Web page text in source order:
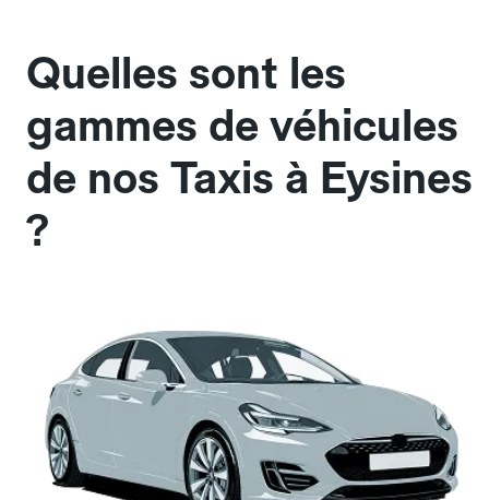
Quelles sont les
gammes de véhicules
de nos Taxis à Eysines
?